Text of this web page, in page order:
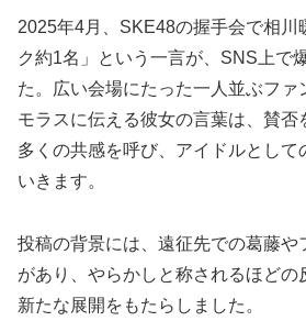
2025年4月、SKE48の握手会で相川
ク約1名」という一言が、SNS上で
た。広い会場にたった一人並ぶファ
モラスに伝える彼女の言葉は、賛否
多くの共感を呼び、アイドルとして
いきます。
投稿の背景には、遠征先での葛藤や
があり、やらかしと称されるほどの
新たな展開をもたらしました。